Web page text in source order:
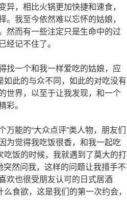
，相比火锅更加快捷和速食，
我至今依然难以忘怀的姑娘，
然而有一些注定只是生命中的过
记不住了。
找一个和我一样爱吃的姑娘，应
此的与众不同，如此的对吃没有
世界，以至于让我发现，和一个
。
能的“大众点评”类人物，朋友们
为觉得我吃饭很香，和我一起吃
饭的时候，我就遇到了莫大的打
突然问我，这样的问题让我措手不
欢也很受朋友认可的日式居酒
食欲，这是我们的第一次约会，